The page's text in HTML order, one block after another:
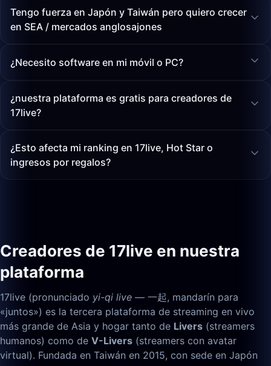
Tengo fuerza en Japón y Taiwán pero quiero crecer
en SEA / mercados anglosajones
¿Necesito software en mi móvil o PC?
¿nuestra plataforma es gratis para creadores de
17live?
¿Esto afecta mi ranking en 17live, Hot Star o
ingresos por regalos?
Creadores de 17live en nuestra
plataforma
17live (pronunciado yi-qi live — 一起, mandarín para
«juntos») es la tercera plataforma de streaming en vivo
más grande de Asia y hogar tanto de Livers (streamers
humanos) como de V-Livers (streamers con avatar
virtual). Fundada en Taiwán en 2015, con sede en Japón